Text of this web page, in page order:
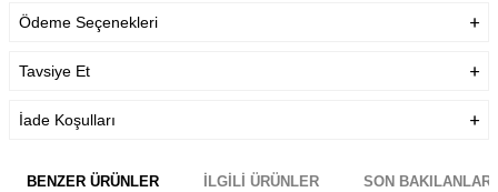
Teslimat Bilgisi
Ödeme Seçenekleri
Tavsiye Et
İade Koşulları
BENZER ÜRÜNLER İLGILI ÜRÜNLER SON BAKILANLAR